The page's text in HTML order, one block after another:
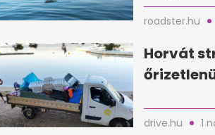
roadster.hu
Horvát
drive.hu 1